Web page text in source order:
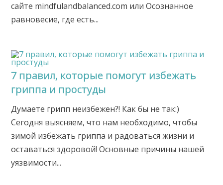
сайте mindfulandbalanced.com или Осознанное
равновесие, где есть...
7 правил, которые помогут избежать
гриппа и простуды
Думаете грипп неизбежен?! Как бы не так:)
Сегодня выясняем, что нам необходимо, чтобы
зимой избежать гриппа и радоваться жизни и
оставаться здоровой! Основные причины нашей
уязвимости...